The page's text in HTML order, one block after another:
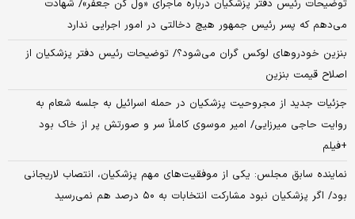
توضیحات رئیس دفتر پزشکیان درباره ماجرای «ول کن جعفر»/ شهادت
می‌دهم که پسر رئیس جمهور هیچ دخالتی در امور اجرایی ندارد
بنزین خودروهای لوکس گران می‌شود؟/ توضیحات رئیس دفتر پزشکیان از
اصلاح قیمت بنزین
جزئیات جدید از مجروحیت پزشکیان در حمله اسرائیل به جلسه شعام به
روایت حاجی میرزایی/ امیر موسوی کاملاً سر و صورتش پر از خاک بود
+فیلم
نماینده سابق مجلس: یکی از موفقیت‌های مهم پزشکیان، انتصاب لاریجانی
بود/ اگر پزشکیان نبود مشارکت انتخابات به ۵۰ درصد هم نمی‌رسید